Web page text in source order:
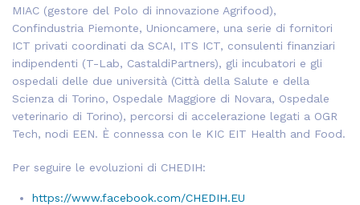
MIAC (gestore del Polo di innovazione Agrifood),
Confindustria Piemonte, Unioncamere, una serie di fornitori
ICT privati coordinati da SCAI, ITS ICT, consulenti finanziari
indipendenti (T-Lab, CastaldiPartners), gli incubatori e gli
ospedali delle due università (Città della Salute e della
Scienza di Torino, Ospedale Maggiore di Novara, Ospedale
veterinario di Torino), percorsi di accelerazione legati a OGR
Tech, nodi EEN. È connessa con le KIC EIT Health and Food.
Per seguire le evoluzioni di CHEDIH:
https://www.facebook.com/CHEDIH.EU